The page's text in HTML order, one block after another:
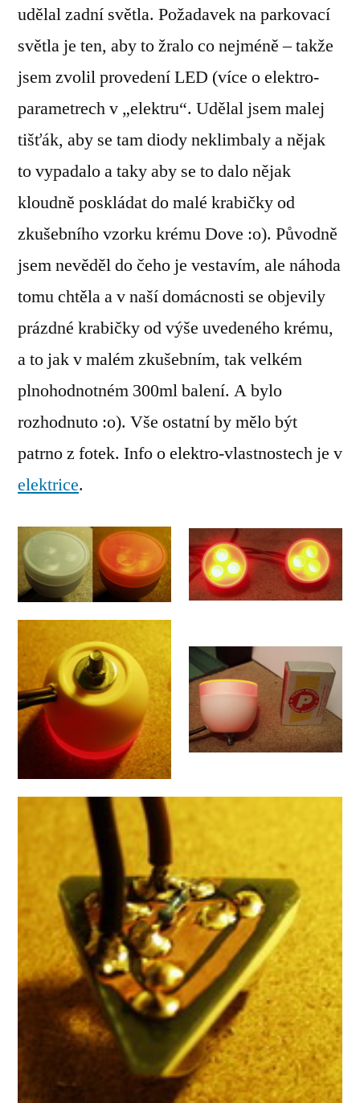
udělal zadní světla. Požadavek na parkovací
světla je ten, aby to žralo co nejméně – takže
jsem zvolil provedení LED (více o elektro-
parametrech v „elektru“. Udělal jsem malej
tišťák, aby se tam diody neklimbaly a nějak
to vypadalo a taky aby se to dalo nějak
kloudně poskládat do malé krabičky od
zkušebního vzorku krému Dove :o). Původně
jsem nevěděl do čeho je vestavím, ale náhoda
tomu chtěla a v naší domácnosti se objevily
prázdné krabičky od výše uvedeného krému,
a to jak v malém zkušebním, tak velkém
plnohodnotném 300ml balení. A bylo
rozhodnuto :o). Vše ostatní by mělo být
patrno z fotek. Info o elektro-vlastnostech je v
elektrice.